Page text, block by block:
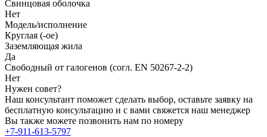
Свинцовая оболочка
Нет
Модель/исполнение
Круглая (-ое)
Заземляющая жила
Да
Свободный от галогенов (согл. EN 50267-2-2)
Нет
Нужен совет?
Наш консультант поможет сделать выбор, оставьте заявку на
бесплатную консультацию и с вами свяжется наш менеджер
Вы также можете позвонить нам по номеру
+7-911-613-5797